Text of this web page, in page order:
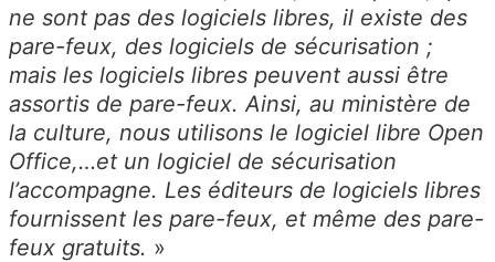
ne sont pas des logiciels libres, il existe des
pare-feux, des logiciels de sécurisation ;
mais les logiciels libres peuvent aussi être
assortis de pare-feux. Ainsi, au ministère de
la culture, nous utilisons le logiciel libre Open
Office,…et un logiciel de sécurisation
l’accompagne. Les éditeurs de logiciels libres
fournissent les pare-feux, et même des pare-
feux gratuits. »